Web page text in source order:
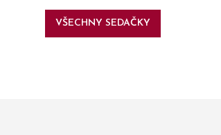
VŠECHNY SEDAČKY